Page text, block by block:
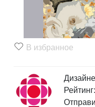
В избранное